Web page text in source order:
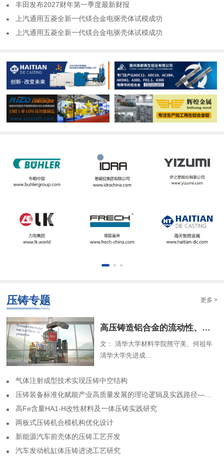
​丰田发布2027财年第一季度最新财报
​上汽通用五菱全新一代镁合金电驱壳体试模成功
​上汽通用五菱全新一代镁合金电驱壳体试模成功
压铸专题 更多 >
​高压铸造铝合金的流动性、组织特征及解析模型（一）
文： 清华大学材料学院熊守美、何祖年
清华大学先进成...
气体注射成型技术实现压铸中空结构
​压铸装备标准化赋能产业高质量发展的理论逻辑及实践路径——基于力劲集团标准化实践历程的回顾
高Fe含量HA1-H改性材料及一体压铸实践研究
两板式压铸机合模机构优化设计
​新能源汽车前壳体的压铸工艺开发
​汽车发动机缸体压铸进浇工艺研究